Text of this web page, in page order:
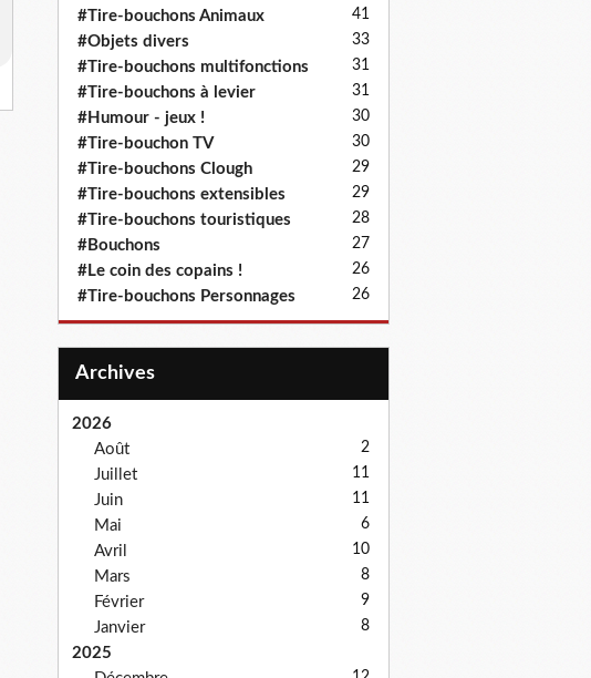
#Tire-bouchons Animaux 41
#Objets divers 33
#Tire-bouchons multifonctions 31
#Tire-bouchons à levier 31
#Humour - jeux ! 30
#Tire-bouchon TV 30
#Tire-bouchons Clough 29
#Tire-bouchons extensibles 29
#Tire-bouchons touristiques 28
#Bouchons 27
#Le coin des copains ! 26
#Tire-bouchons Personnages 26
Archives
2026
Août
2
Juillet 11
Juin 11
Mai 6
Avril 10
Mars 8
Février 9
Janvier 8
2025